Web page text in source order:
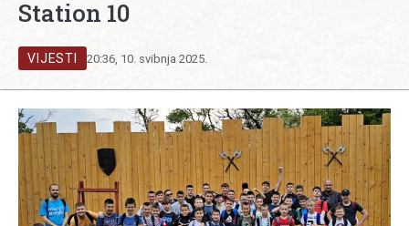
Station 10
VIJESTI 20:36, 10. svibnja 2025.